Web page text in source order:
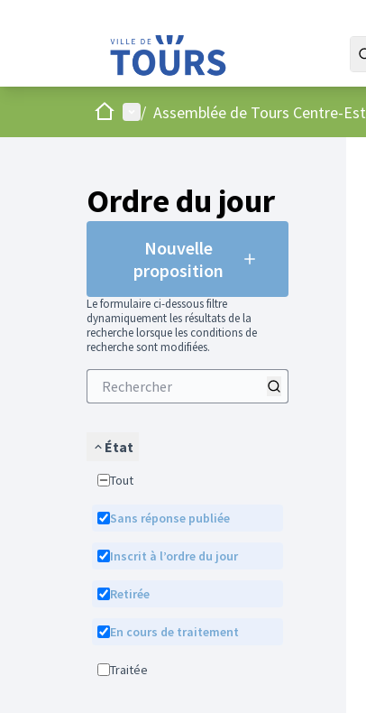
AccueilMenu principal
/ Assemblée de Tours Centre-Est
Ordre du jour
Nouvelle
proposition
Le formulaire ci-dessous filtre
dynamiquement les résultats de la
recherche lorsque les conditions de
recherche sont modifiées.
État
Tout
Sans réponse publiée
Inscrit à l’ordre du jour
Retirée
En cours de traitement
Traitée